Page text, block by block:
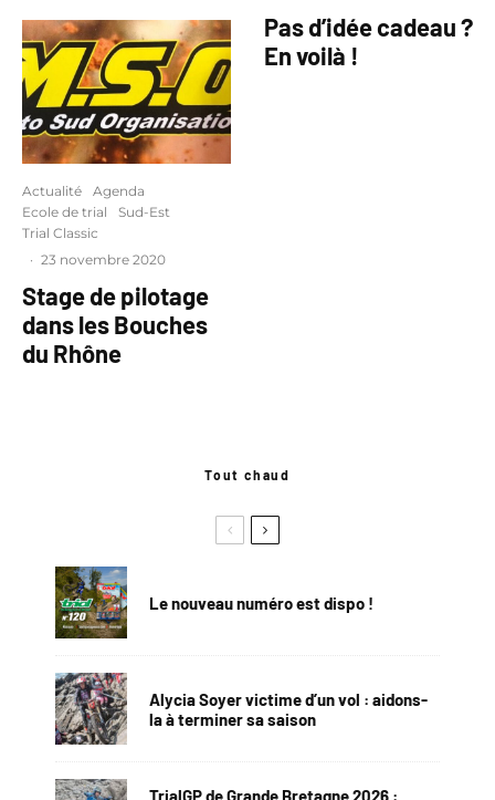
Actualité
Agenda
Ecole de trial
Sud-Est
Trial Classic
· 23 novembre 2020
Stage de pilotage
dans les Bouches
du Rhône
Pas d’idée cadeau ?
En voilà !
Tout chaud
Le nouveau numéro est dispo !
Alycia Soyer victime d’un vol : aidons-
la à terminer sa saison
TrialGP de Grande Bretagne 2026 :